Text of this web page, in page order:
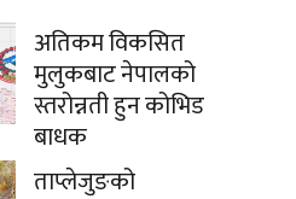
अतिकम विकसित
मुलुकबाट नेपालको
स्तरोन्नती हुन कोभिड
बाधक
ताप्लेजुङको